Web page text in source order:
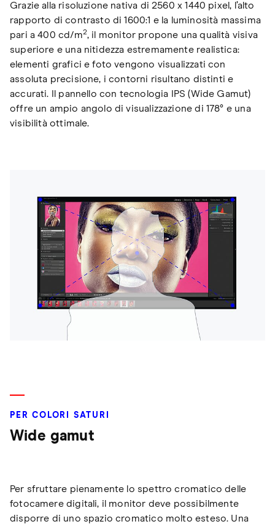
Grazie alla risoluzione nativa di 2560 x 1440 pixel, l’alto
rapporto di contrasto di 1600:1 e la luminosità massima
pari a 400 cd/m2, il monitor propone una qualità visiva
superiore e una nitidezza estremamente realistica:
elementi grafici e foto vengono visualizzati con
assoluta precisione, i contorni risultano distinti e
accurati. Il pannello con tecnologia IPS (Wide Gamut)
offre un ampio angolo di visualizzazione di 178° e una
visibilità ottimale.
PER COLORI SATURI
Wide gamut
Per sfruttare pienamente lo spettro cromatico delle
fotocamere digitali, il monitor deve possibilmente
disporre di uno spazio cromatico molto esteso. Una